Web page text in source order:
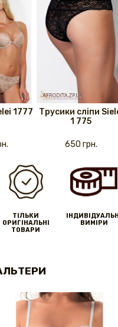
1777
Трусики сліпи
1 775
650 грн.
ТІЛЬКИ
ОРИГІНАЛЬНІ
ТОВАРИ
ВИМІРИ